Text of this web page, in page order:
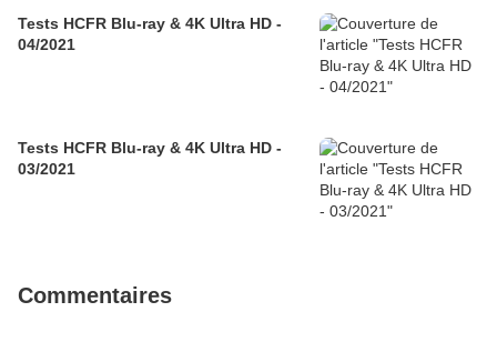
Tests HCFR Blu-ray & 4K Ultra HD -
04/2021
Tests HCFR Blu-ray & 4K Ultra HD -
03/2021
Commentaires